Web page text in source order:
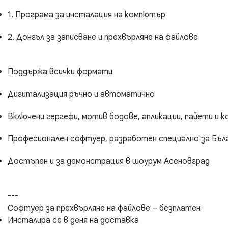
1. Програма за инсталация на компютър
2. Донгъл за записване и прехвърляне на файлове
Поддържа всички формати
Дигитализация ръчно и автоматично
Включени гергефи, мотив бодове, апликации, пайети и
Професионален софтуер, разработен специално за
Достъпен и за демонстрация в шоурум Асеновград
---
Софтуер за прехвърляне на файлове – безплатен
Инсталира се в деня на доставка